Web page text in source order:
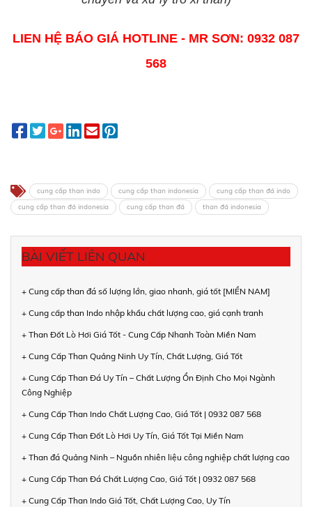
LIEN HỆ BÁO GIÁ HOTLINE - MR SƠN: 0932 087
568
cung cấp than indo cung cấp than indonesia
cung cấp than đá indo
cung cấp than đá indonesia
cung cấp than đá than đá indonesia
BÀI VIẾT LIÊN QUAN
+ Cung cấp than đá số lượng lớn, giao nhanh, giá tốt [MIỀN NAM]
+ Cung cấp than Indo nhập khẩu chất lượng cao, giá cạnh tranh
+ Than Đốt Lò Hơi Giá Tốt - Cung Cấp Nhanh Toàn Miền Nam
+ Cung Cấp Than Quảng Ninh Uy Tín, Chất Lượng, Giá Tốt
+ Cung Cấp Than Đá Uy Tín – Chất Lượng Ổn Định Cho Mọi Ngành
Công Nghiệp
+ Cung Cấp Than Indo Chất Lượng Cao, Giá Tốt | 0932 087 568
+ Cung Cấp Than Đốt Lò Hơi Uy Tín, Giá Tốt Tại Miền Nam
+ Than đá Quảng Ninh – Nguồn nhiên liệu công nghiệp chất lượng cao
+ Cung Cấp Than Đá Chất Lượng Cao, Giá Tốt | 0932 087 568
+ Cung Cấp Than Indo Giá Tốt, Chất Lượng Cao, Uy Tín